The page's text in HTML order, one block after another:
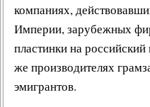
компаниях,
Империи, зарубежных
пластинки на
же производителях
эмигрантов.